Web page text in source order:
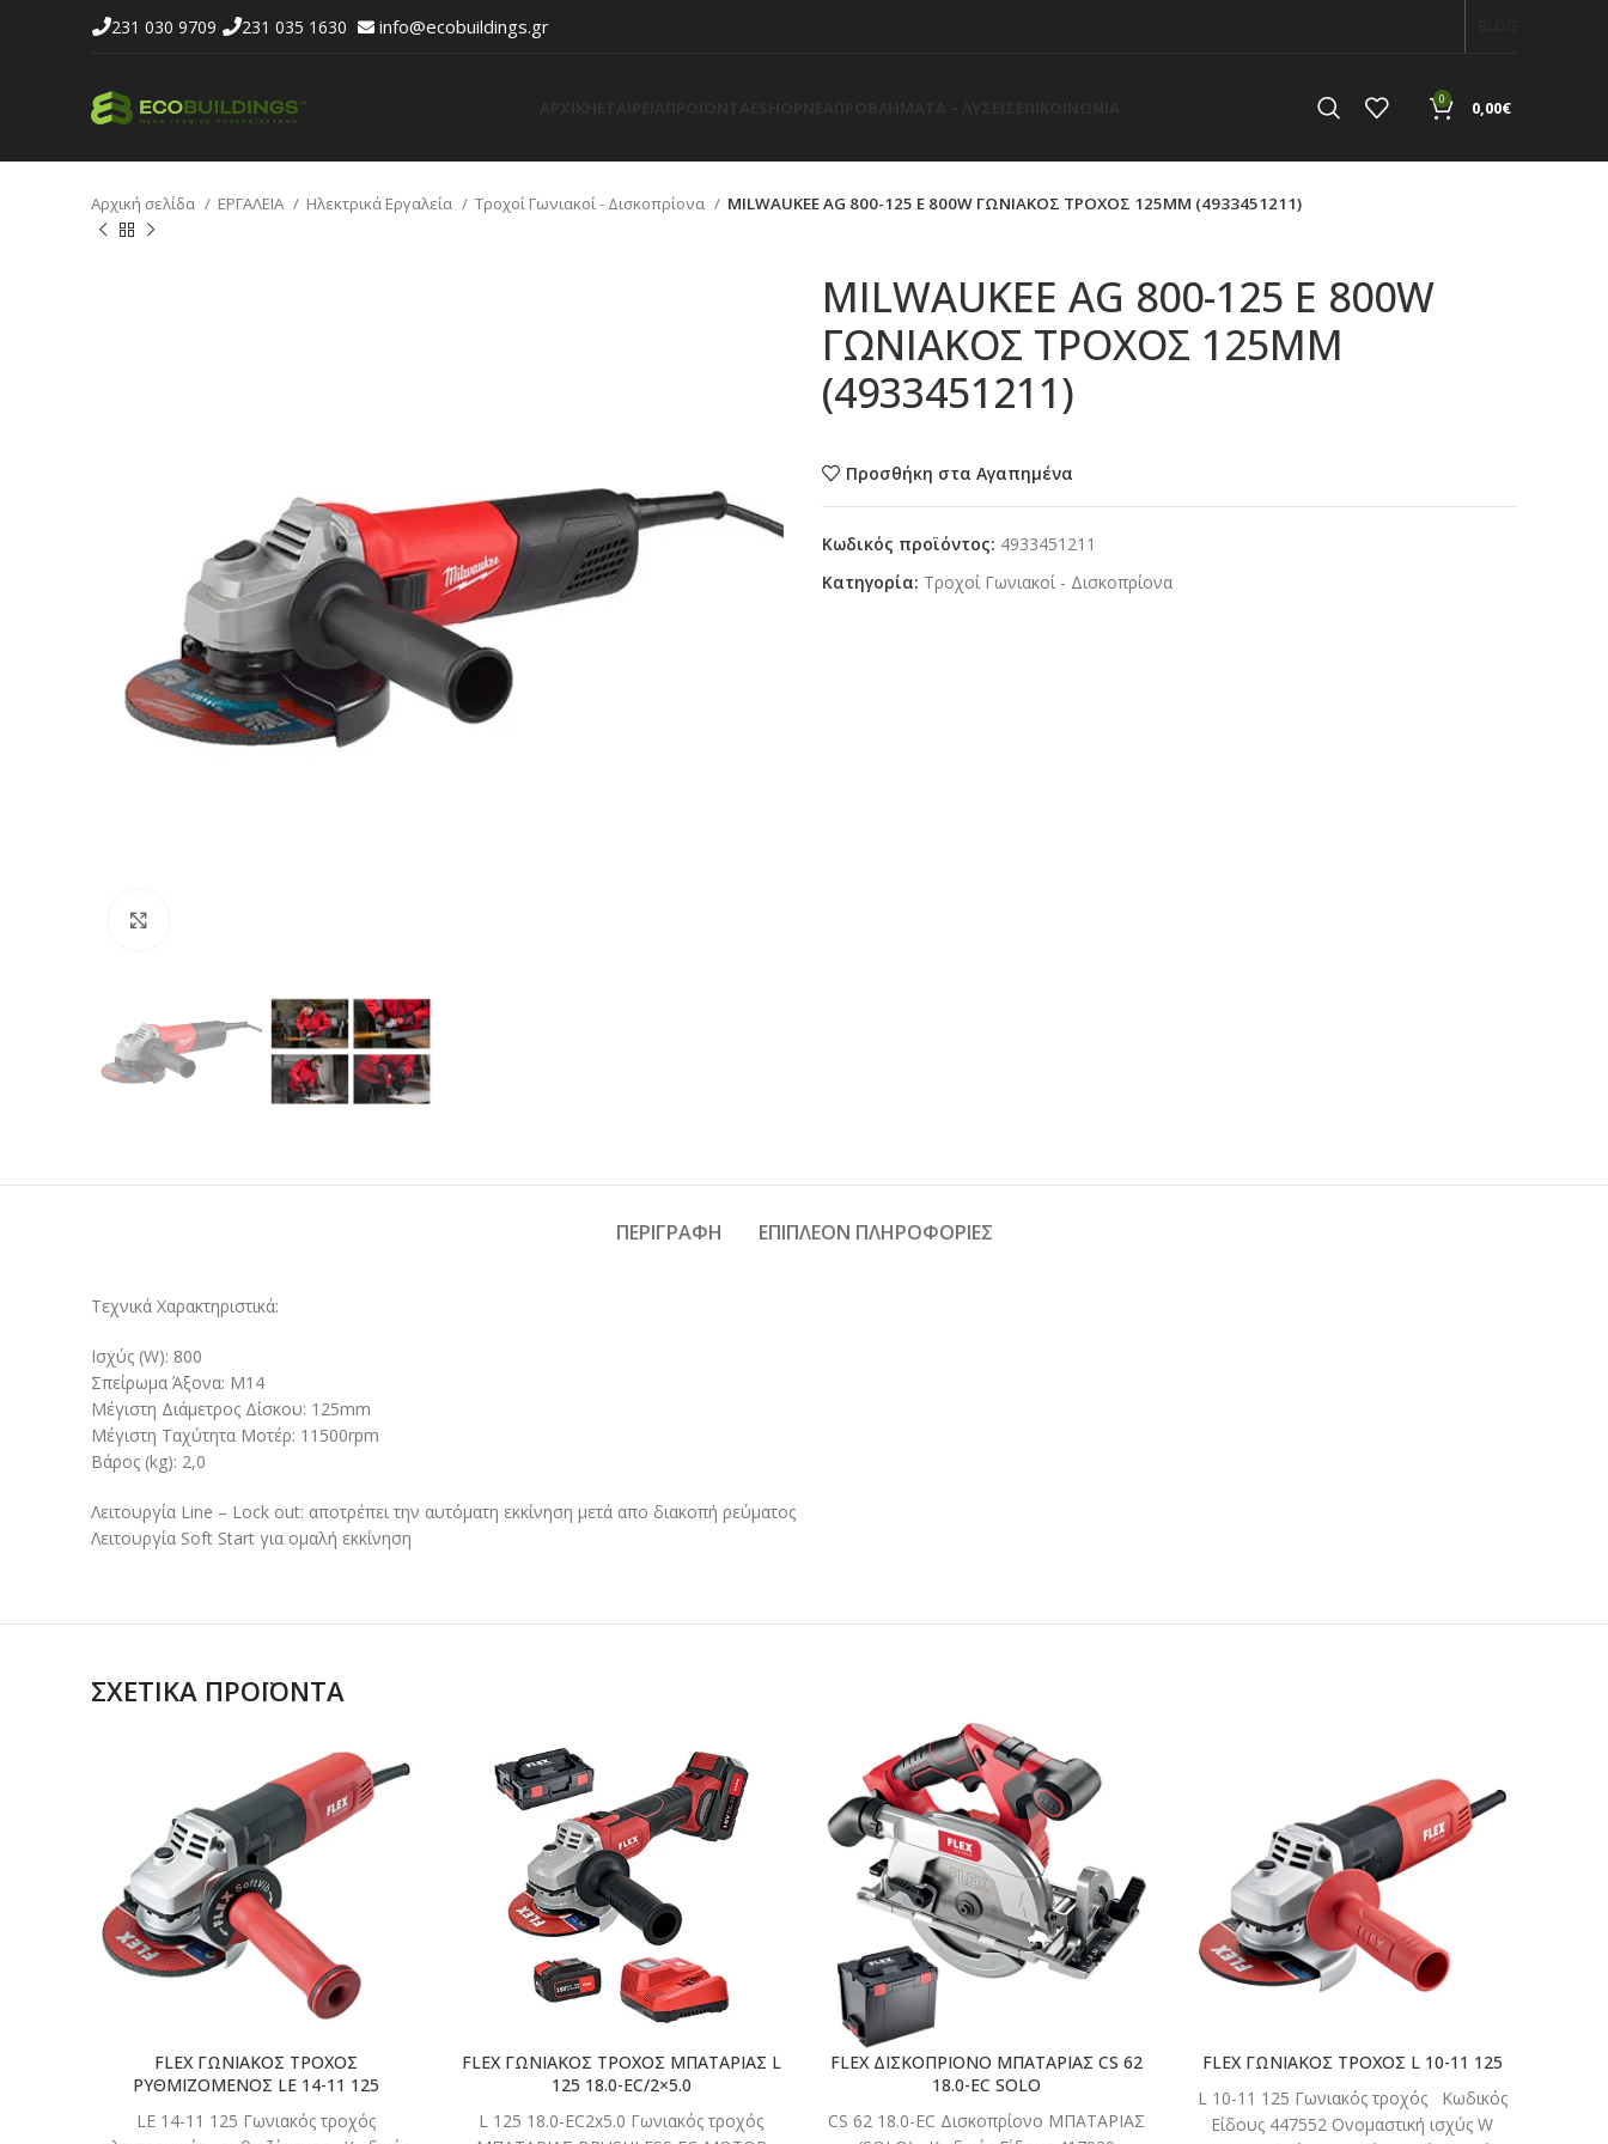
231 030 9709 231 035 1630 info@ecobuildings.gr
0 0,00€
Αρχική σελίδα ΕΡΓΑΛΕΙΑ Ηλεκτρικά Εργαλεία Τροχοί Γωνιακοί - Δισκοπρίονα MILWAUKEE AG 800-125 E 800W ΓΩΝΙΑΚΟΣ ΤΡΟΧΟΣ 125ΜΜ (4933451211)
MILWAUKEE AG 800-125 E 800W
ΓΩΝΙΑΚΟΣ ΤΡΟΧΟΣ 125ΜΜ
(4933451211)
Προσθήκη στα Αγαπημένα
Κωδικός προϊόντος: 4933451211
Κατηγορία: Τροχοί Γωνιακοί - Δισκοπρίονα
ΠΕΡΙΓΡΑΦΉ ΕΠΙΠΛΈΟΝ ΠΛΗΡΟΦΟΡΊΕΣ
Τεχνικά Χαρακτηριστικά:
Ισχύς (W): 800
Σπείρωμα Άξονα: M14
Μέγιστη Διάμετρος Δίσκου: 125mm
Μέγιστη Ταχύτητα Μοτέρ: 11500rpm
Βάρος (kg): 2,0
Λειτουργία Line – Lock out: αποτρέπει την αυτόματη εκκίνηση μετά απο διακοπή ρεύματος
Λειτουργία Soft Start για ομαλή εκκίνηση
ΣΧΕΤΙΚΆ ΠΡΟΪΌΝΤΑ
FLEX ΓΩΝΙΑΚΟΣ ΤΡΟΧΟΣ
ΡΥΘΜΙΖΟΜΕΝΟΣ LE 14-11 125
LE 14-11 125 Γωνιακός τροχός
ΔΙΑΒΑΣΤΕ
ΠΕΡΙΣΣΟΤΕΡΑ
FLEX ΓΩΝΙΑΚΟΣ ΤΡΟΧΟΣ ΜΠΑΤΑΡΙΑΣ L
125 18.0-EC/2×5.0
L 125 18.0-EC2x5.0 Γωνιακός τροχός
ΔΙΑΒΑΣΤΕ
ΠΕΡΙΣΣΟΤΕΡΑ
FLEX ΔΙΣΚΟΠΡΙΟΝΟ ΜΠΑΤΑΡΙΑΣ CS 62
18.0-EC SOLO
CS 62 18.0-EC Δισκοπρίονο ΜΠΑΤΑΡΙΑΣ
ΔΙΑΒΑΣΤΕ
ΠΕΡΙΣΣΟΤΕΡΑ
FLEX ΓΩΝΙΑΚΟΣ ΤΡΟΧΟΣ L 10-11 125
L 10-11 125 Γωνιακός τροχός Κωδικός
Είδους 447552 Ονομαστική ισχύς W
ΔΙΑΒΑΣΤΕ
ΠΕΡΙΣΣΟΤΕΡΑ